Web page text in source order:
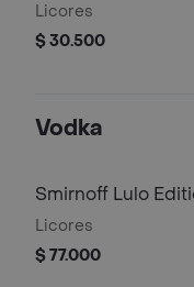
Licores
$ 30.500
Vodka
Smirnoff Lulo
750 ml
Licores
$ 77.000